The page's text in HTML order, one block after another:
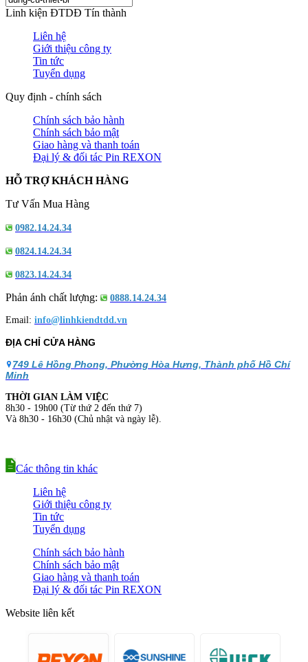
Linh kiện ĐTDĐ Tín thành
Liên hệ
Giới thiệu công ty
Tin tức
Tuyển dụng
Quy định - chính sách
Chính sách bảo hành
Chính sách bảo mật
Giao hàng và thanh toán
Đại lý & đối tác Pin REXON
HỖ TRỢ KHÁCH HÀNG
Tư Vấn Mua Hàng
0982.14.24.34
0824.14.24.34
0823.14.24.34
Phản ánh chất lượng: 0888.14.24.34
Email: info@linhkiendtdd.vn
ĐỊA CHỈ CỬA HÀNG
749 Lê Hồng Phong, Phường Hòa Hưng, Thành phố Hồ Chí
Minh
THỜI GIAN LÀM VIỆC
8h30 - 19h00 (Từ thứ 2 đến thứ 7)
Và 8h30 - 16h30 (Chủ nhật và ngày lễ).
Các thông tin khác
Liên hệ
Giới thiệu công ty
Tin tức
Tuyển dụng
Chính sách bảo hành
Chính sách bảo mật
Giao hàng và thanh toán
Đại lý & đối tác Pin REXON
Website liên kết